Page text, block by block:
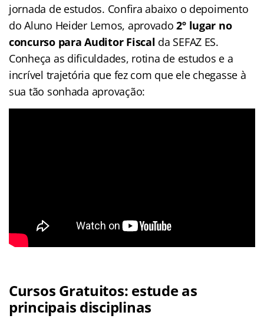
jornada de estudos. Confira abaixo o depoimento
do Aluno Heider Lemos, aprovado2º lugar no
concurso para Auditor Fiscal da SEFAZ ES.
Conheça as dificuldades, rotina de estudos e a
incrível trajetória que fez com que ele chegasse à
sua tão sonhada aprovação:
Cursos Gratuitos: estude as
principais disciplinas